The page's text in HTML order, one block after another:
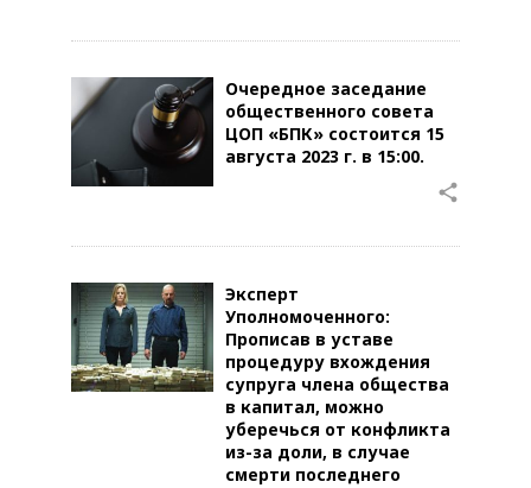
Очередное заседание
общественного совета
ЦОП «БПК» состоится 15
августа 2023 г. в 15:00.
share
Эксперт
Уполномоченного:
Прописав в уставе
процедуру вхождения
супруга члена общества
в капитал, можно
уберечься от конфликта
из-за доли, в случае
смерти последнего